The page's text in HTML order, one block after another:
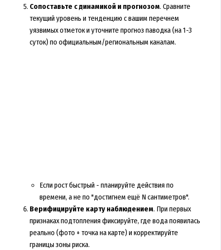
Сопоставьте с динамикой и прогнозом. Сравните
текущий уровень и тенденцию с вашим перечнем
уязвимых отметок и уточните прогноз паводка (на 1-3
суток) по официальным/региональным каналам.
Если рост быстрый - планируйте действия по
времени, а не по "достигнем ещё N сантиметров".
Верифицируйте карту наблюдением. При первых
признаках подтопления фиксируйте, где вода появилась
реально (фото + точка на карте) и корректируйте
границы зоны риска.